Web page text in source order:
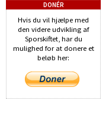
DONÉR
Hvis du vil hjælpe med
den videre udvikling af
Sporskiftet, har du
mulighed for at donere et
beløb her: